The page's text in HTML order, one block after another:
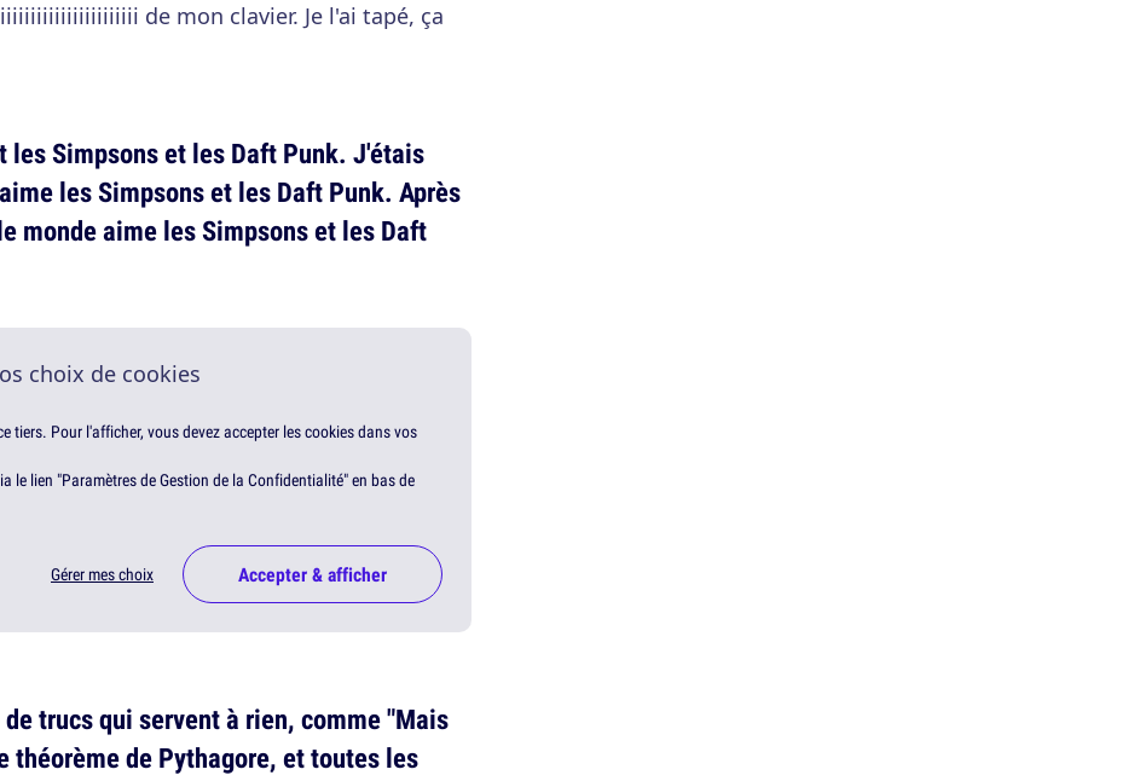
de mon clavier. Je l'ai tapé, ça
Simpsons et les Daft Punk. J'étais
les Simpsons et les Daft Punk. Après
monde aime les Simpsons et les Daft
choix de cookies
tiers. Pour l'afficher, vous devez accepter les cookies dans vos
le lien "Paramètres de Gestion de la Confidentialité" en bas de
Gérer mes choix Accepter & afficher
trucs qui servent à rien, comme "Mais
théorème de Pythagore, et toutes les